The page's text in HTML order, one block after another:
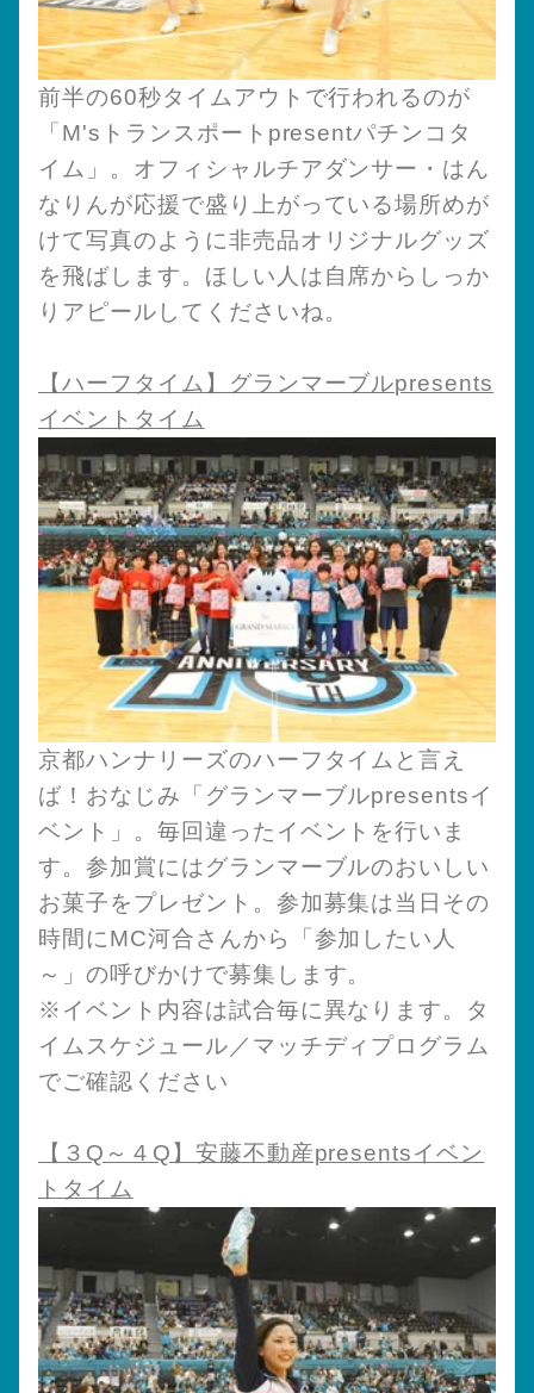
前半の60秒タイムアウトで行われるのが
「M'sトランスポートpresentパチンコタ
イム」。オフィシャルチアダンサー・はん
なりんが応援で盛り上がっている場所めが
けて写真のように非売品オリジナルグッズ
を飛ばします。ほしい人は自席からしっか
りアピールしてくださいね。
【ハーフタイム】グランマーブルpresents
イベントタイム
京都ハンナリーズのハーフタイムと言え
ば！おなじみ「グランマーブルpresentsイ
ベント」。毎回違ったイベントを行いま
す。参加賞にはグランマーブルのおいしい
お菓子をプレゼント。参加募集は当日その
時間にMC河合さんから「参加したい人
～」の呼びかけで募集します。
※イベント内容は試合毎に異なります。タ
イムスケジュール／マッチディプログラム
でご確認ください
【３Q～４Q】安藤不動産presentsイベン
トタイム